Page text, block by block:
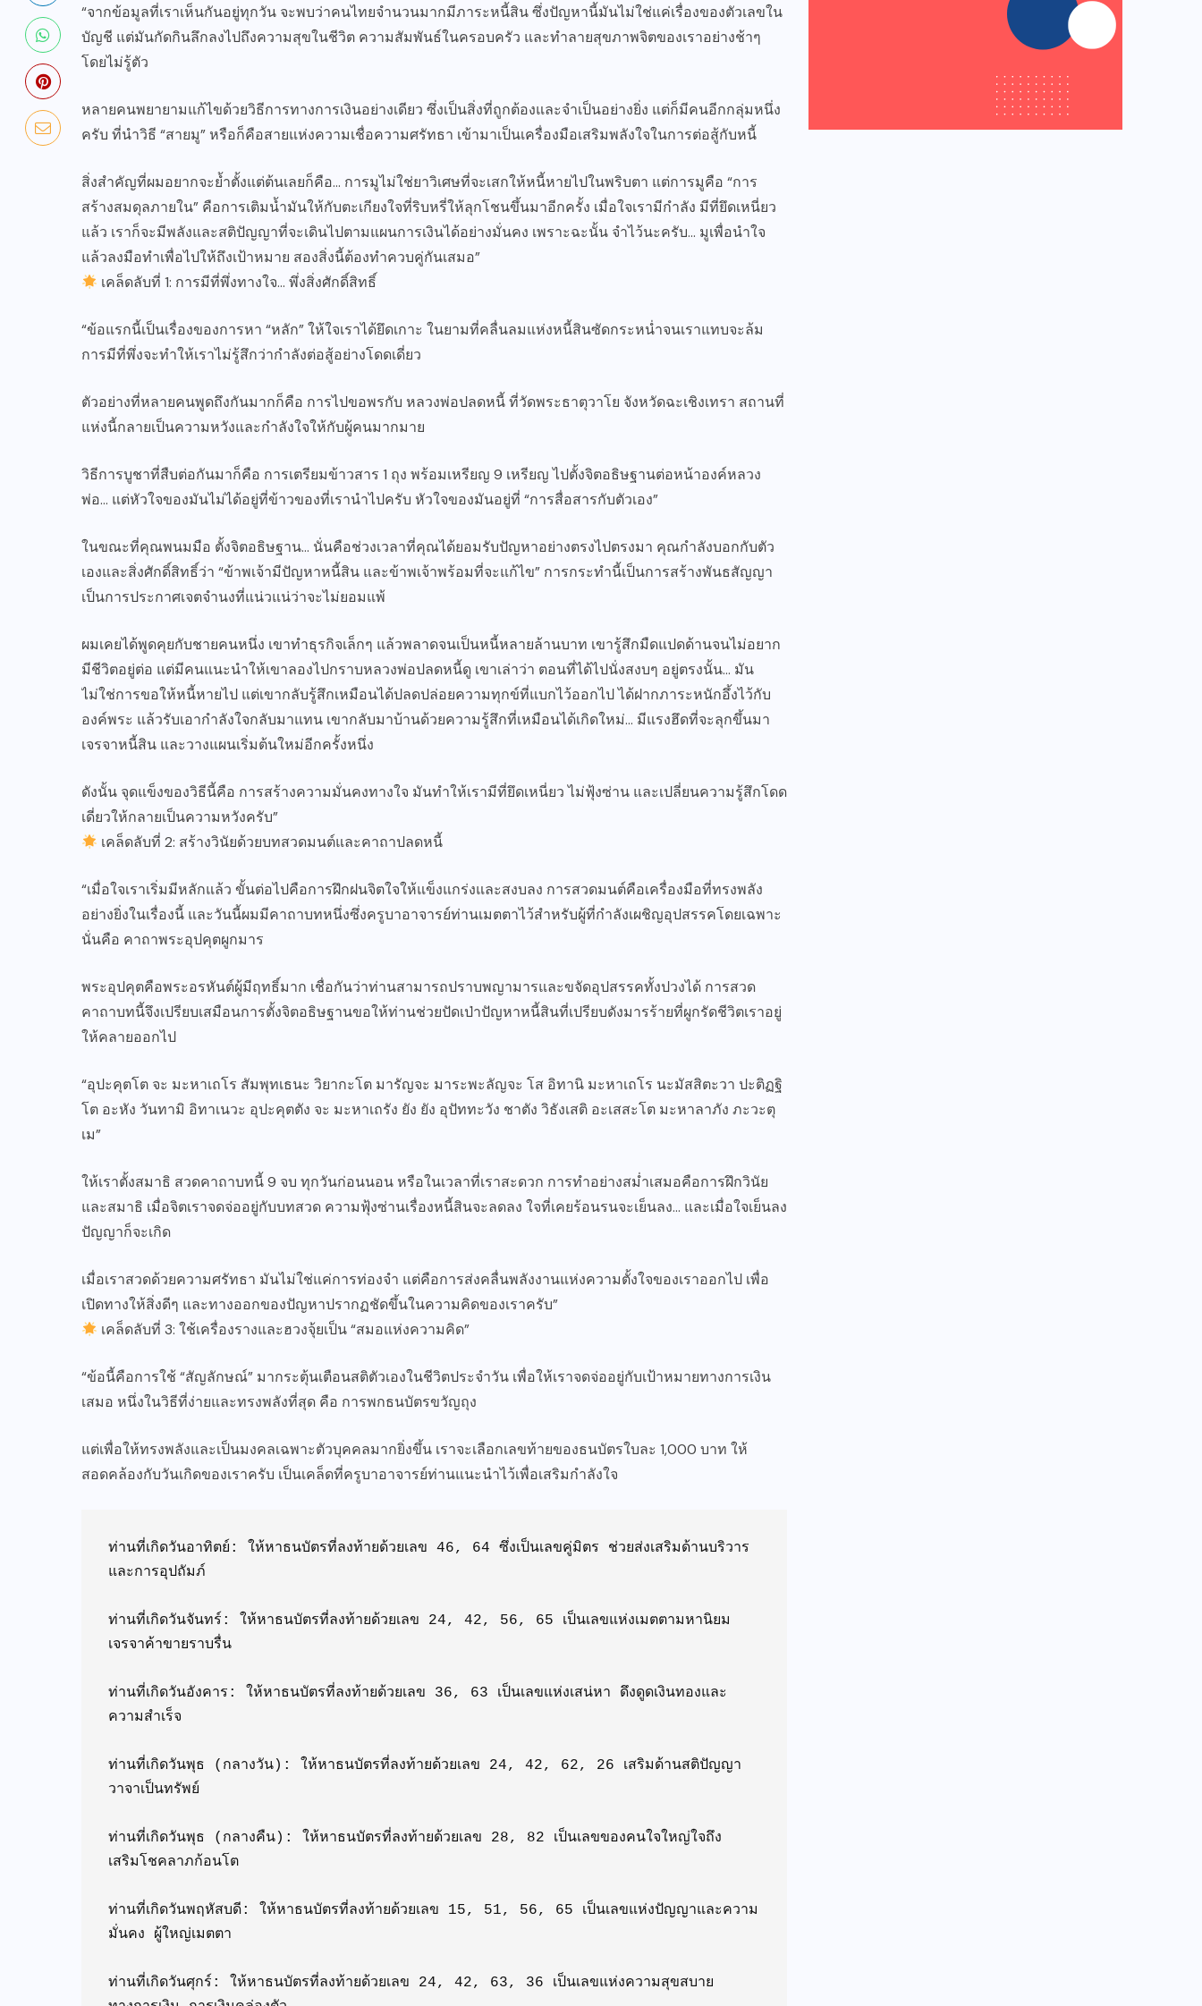
“จากข้อมูลที่เราเห็นกันอยู่ทุกวัน จะพบว่าคนไทยจำนวนมากมีภาระหนี้สิน ซึ่งปัญหานี้มันไม่ใช่แค่เรื่องของตัวเลขใน
บัญชี แต่มันกัดกินลึกลงไปถึงความสุขในชีวิต ความสัมพันธ์ในครอบครัว และทำลายสุขภาพจิตของเราอย่างช้าๆ
โดยไม่รู้ตัว
หลายคนพยายามแก้ไขด้วยวิธีการทางการเงินอย่างเดียว ซึ่งเป็นสิ่งที่ถูกต้องและจำเป็นอย่างยิ่ง แต่ก็มีคนอีกกลุ่มหนึ่ง
ครับ ที่นำวิธี “สายมู” หรือก็คือสายแห่งความเชื่อความศรัทธา เข้ามาเป็นเครื่องมือเสริมพลังใจในการต่อสู้กับหนี้
สิ่งสำคัญที่ผมอยากจะย้ำตั้งแต่ต้นเลยก็คือ… การมูไม่ใช่ยาวิเศษที่จะเสกให้หนี้หายไปในพริบตา แต่การมูคือ “การ
สร้างสมดุลภายใน” คือการเติมน้ำมันให้กับตะเกียงใจที่ริบหรี่ให้ลุกโชนขึ้นมาอีกครั้ง เมื่อใจเรามีกำลัง มีที่ยึดเหนี่ยว
แล้ว เราก็จะมีพลังและสติปัญญาที่จะเดินไปตามแผนการเงินได้อย่างมั่นคง เพราะฉะนั้น จำไว้นะครับ… มูเพื่อนำใจ
แล้วลงมือทำเพื่อไปให้ถึงเป้าหมาย สองสิ่งนี้ต้องทำควบคู่กันเสมอ”
เคล็ดลับที่ 1: การมีที่พึ่งทางใจ… พึ่งสิ่งศักดิ์สิทธิ์
“ข้อแรกนี้เป็นเรื่องของการหา “หลัก” ให้ใจเราได้ยึดเกาะ ในยามที่คลื่นลมแห่งหนี้สินซัดกระหน่ำจนเราแทบจะล้ม
การมีที่พึ่งจะทำให้เราไม่รู้สึกว่ากำลังต่อสู้อย่างโดดเดี่ยว
ตัวอย่างที่หลายคนพูดถึงกันมากก็คือ การไปขอพรกับ หลวงพ่อปลดหนี้ ที่วัดพระธาตุวาโย จังหวัดฉะเชิงเทรา สถานที่
แห่งนี้กลายเป็นความหวังและกำลังใจให้กับผู้คนมากมาย
วิธีการบูชาที่สืบต่อกันมาก็คือ การเตรียมข้าวสาร 1 ถุง พร้อมเหรียญ 9 เหรียญ ไปตั้งจิตอธิษฐานต่อหน้าองค์หลวง
พ่อ… แต่หัวใจของมันไม่ได้อยู่ที่ข้าวของที่เรานำไปครับ หัวใจของมันอยู่ที่ “การสื่อสารกับตัวเอง”
ในขณะที่คุณพนมมือ ตั้งจิตอธิษฐาน… นั่นคือช่วงเวลาที่คุณได้ยอมรับปัญหาอย่างตรงไปตรงมา คุณกำลังบอกกับตัว
เองและสิ่งศักดิ์สิทธิ์ว่า “ข้าพเจ้ามีปัญหาหนี้สิน และข้าพเจ้าพร้อมที่จะแก้ไข” การกระทำนี้เป็นการสร้างพันธสัญญา
เป็นการประกาศเจตจำนงที่แน่วแน่ว่าจะไม่ยอมแพ้
ผมเคยได้พูดคุยกับชายคนหนึ่ง เขาทำธุรกิจเล็กๆ แล้วพลาดจนเป็นหนี้หลายล้านบาท เขารู้สึกมืดแปดด้านจนไม่อยาก
มีชีวิตอยู่ต่อ แต่มีคนแนะนำให้เขาลองไปกราบหลวงพ่อปลดหนี้ดู เขาเล่าว่า ตอนที่ได้ไปนั่งสงบๆ อยู่ตรงนั้น… มัน
ไม่ใช่การขอให้หนี้หายไป แต่เขากลับรู้สึกเหมือนได้ปลดปล่อยความทุกข์ที่แบกไว้ออกไป ได้ฝากภาระหนักอึ้งไว้กับ
องค์พระ แล้วรับเอากำลังใจกลับมาแทน เขากลับมาบ้านด้วยความรู้สึกที่เหมือนได้เกิดใหม่… มีแรงฮึดที่จะลุกขึ้นมา
เจรจาหนี้สิน และวางแผนเริ่มต้นใหม่อีกครั้งหนึ่ง
ดังนั้น จุดแข็งของวิธีนี้คือ การสร้างความมั่นคงทางใจ มันทำให้เรามีที่ยึดเหนี่ยว ไม่ฟุ้งซ่าน และเปลี่ยนความรู้สึกโดด
เดี่ยวให้กลายเป็นความหวังครับ”
เคล็ดลับที่ 2: สร้างวินัยด้วยบทสวดมนต์และคาถาปลดหนี้
“เมื่อใจเราเริ่มมีหลักแล้ว ขั้นต่อไปคือการฝึกฝนจิตใจให้แข็งแกร่งและสงบลง การสวดมนต์คือเครื่องมือที่ทรงพลัง
อย่างยิ่งในเรื่องนี้ และวันนี้ผมมีคาถาบทหนึ่งซึ่งครูบาอาจารย์ท่านเมตตาไว้สำหรับผู้ที่กำลังเผชิญอุปสรรคโดยเฉพาะ
นั่นคือ คาถาพระอุปคุตผูกมาร
พระอุปคุตคือพระอรหันต์ผู้มีฤทธิ์มาก เชื่อกันว่าท่านสามารถปราบพญามารและขจัดอุปสรรคทั้งปวงได้ การสวด
คาถาบทนี้จึงเปรียบเสมือนการตั้งจิตอธิษฐานขอให้ท่านช่วยปัดเป่าปัญหาหนี้สินที่เปรียบดังมารร้ายที่ผูกรัดชีวิตเราอยู่
ให้คลายออกไป
“อุปะคุตโต จะ มะหาเถโร สัมพุทเธนะ วิยากะโต มารัญจะ มาระพะลัญจะ โส อิทานิ มะหาเถโร นะมัสสิตะวา ปะติฏฐิ
โต อะหัง วันทามิ อิทาเนวะ อุปะคุตตัง จะ มะหาเถรัง ยัง ยัง อุปัททะวัง ชาตัง วิธังเสติ อะเสสะโต มะหาลาภัง ภะวะตุ
เม”
ให้เราตั้งสมาธิ สวดคาถาบทนี้ 9 จบ ทุกวันก่อนนอน หรือในเวลาที่เราสะดวก การทำอย่างสม่ำเสมอคือการฝึกวินัย
และสมาธิ เมื่อจิตเราจดจ่ออยู่กับบทสวด ความฟุ้งซ่านเรื่องหนี้สินจะลดลง ใจที่เคยร้อนรนจะเย็นลง… และเมื่อใจเย็นลง
ปัญญาก็จะเกิด
เมื่อเราสวดด้วยความศรัทธา มันไม่ใช่แค่การท่องจำ แต่คือการส่งคลื่นพลังงานแห่งความตั้งใจของเราออกไป เพื่อ
เปิดทางให้สิ่งดีๆ และทางออกของปัญหาปรากฏชัดขึ้นในความคิดของเราครับ”
เคล็ดลับที่ 3: ใช้เครื่องรางและฮวงจุ้ยเป็น “สมอแห่งความคิด”
“ข้อนี้คือการใช้ “สัญลักษณ์” มากระตุ้นเตือนสติตัวเองในชีวิตประจำวัน เพื่อให้เราจดจ่ออยู่กับเป้าหมายทางการเงิน
เสมอ หนึ่งในวิธีที่ง่ายและทรงพลังที่สุด คือ การพกธนบัตรขวัญถุง
แต่เพื่อให้ทรงพลังและเป็นมงคลเฉพาะตัวบุคคลมากยิ่งขึ้น เราจะเลือกเลขท้ายของธนบัตรใบละ 1,000 บาท ให้
สอดคล้องกับวันเกิดของเราครับ เป็นเคล็ดที่ครูบาอาจารย์ท่านแนะนำไว้เพื่อเสริมกำลังใจ
ท่านที่เกิดวันอาทิตย์: ให้หาธนบัตรที่ลงท้ายด้วยเลข 46, 64 ซึ่งเป็นเลขคู่มิตร ช่วยส่งเสริมด้านบริวาร
และการอุปถัมภ์
ท่านที่เกิดวันจันทร์: ให้หาธนบัตรที่ลงท้ายด้วยเลข 24, 42, 56, 65 เป็นเลขแห่งเมตตามหานิยม
เจรจาค้าขายราบรื่น
ท่านที่เกิดวันอังคาร: ให้หาธนบัตรที่ลงท้ายด้วยเลข 36, 63 เป็นเลขแห่งเสน่หา ดึงดูดเงินทองและ
ความสำเร็จ
ท่านที่เกิดวันพุธ (กลางวัน): ให้หาธนบัตรที่ลงท้ายด้วยเลข 24, 42, 62, 26 เสริมด้านสติปัญญา
วาจาเป็นทรัพย์
ท่านที่เกิดวันพุธ (กลางคืน): ให้หาธนบัตรที่ลงท้ายด้วยเลข 28, 82 เป็นเลขของคนใจใหญ่ใจถึง
เสริมโชคลาภก้อนโต
ท่านที่เกิดวันพฤหัสบดี: ให้หาธนบัตรที่ลงท้ายด้วยเลข 15, 51, 56, 65 เป็นเลขแห่งปัญญาและความ
มั่นคง ผู้ใหญ่เมตตา
ท่านที่เกิดวันศุกร์: ให้หาธนบัตรที่ลงท้ายด้วยเลข 24, 42, 63, 36 เป็นเลขแห่งความสุขสบาย